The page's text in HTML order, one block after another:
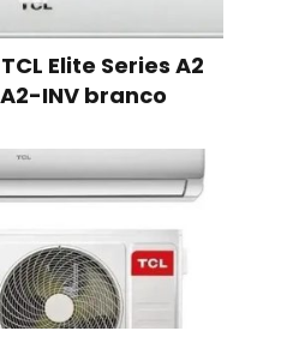
Elite Series A2
INV branco